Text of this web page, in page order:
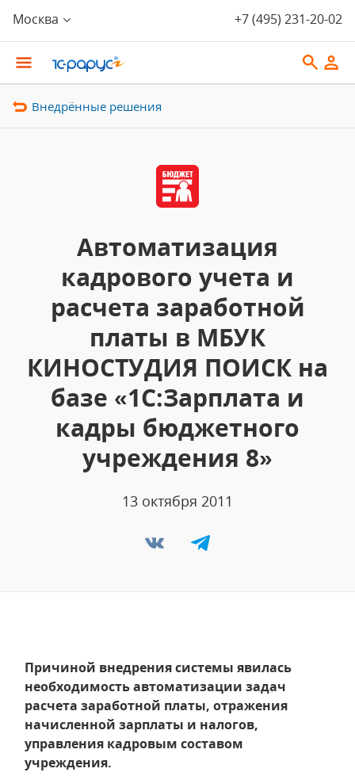
Москва +7 (495) 231-20-02
Внедрённые решения
Автоматизация
кадрового учета и
расчета заработной
платы в МБУК
КИНОСТУДИЯ ПОИСК на
базе «1С:Зарплата и
кадры бюджетного
учреждения 8»
13 октября 2011
Причиной внедрения системы явилась
необходимость автоматизации задач
расчета заработной платы, отражения
начисленной зарплаты и налогов,
управления кадровым составом
учреждения.